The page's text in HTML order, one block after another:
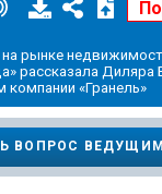
рынке
рассказала Диляра
«Гранель»
ВОПРОС